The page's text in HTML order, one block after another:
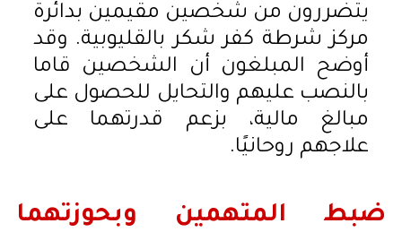
يتضررون من شخصين مقيمين بدائرة
مركز شرطة كفر شكر بالقليوبية. وقد
أوضح المبلغون أن الشخصين قاما
بالنصب عليهم والتحايل للحصول على
مبالغ مالية، بزعم قدرتهما على
علاجهم روحانيًا.
ضبط المتهمين وبحوزتهما